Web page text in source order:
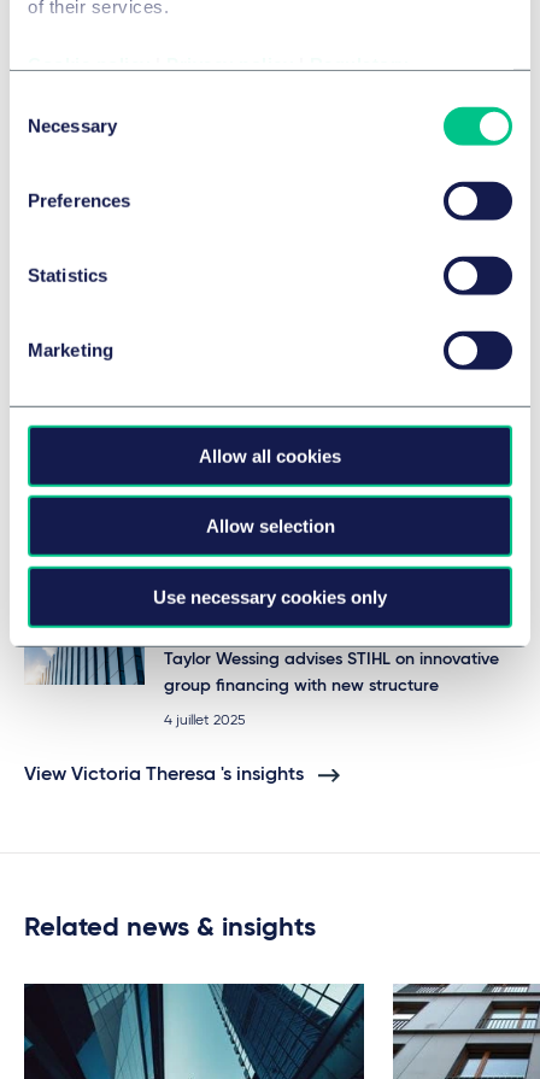
of their services.
Selection
Necessary
Preferences
Statistics
Marketing
Allow all cookies
Allow selection
Use necessary cookies only
Taylor Wessing advises Kreissparkasse
Esslingen-Nürtingen on the Financing
parplusieurs auteurs
AÉROSPATIAL ET DÉFENSE
Taylor Wessing advises OHB SE on EUR 350
BANQUE ET FINANCE
Taylor Wessing advises STIHL on innovative
group financing with new structure
4 juillet 2025
View Victoria Theresa 's insights
Related news & insights